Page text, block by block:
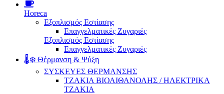
Horeca
Εξοπλισμός Εστίασης
Επαγγελματικές Ζυγαριές
Εξοπλισμός Εστίασης
Επαγγελματικές Ζυγαριές
🌡️❄️ Θέρμανση & Ψύξη
ΣΥΣΚΕΥΕΣ ΘΕΡΜΑΝΣΗΣ
ΤΖΑΚΙΑ ΒΙΟΑΙΘΑΝΟΛΗΣ / ΗΛΕΚΤΡΙΚΑ
ΤΖΑΚΙΑ